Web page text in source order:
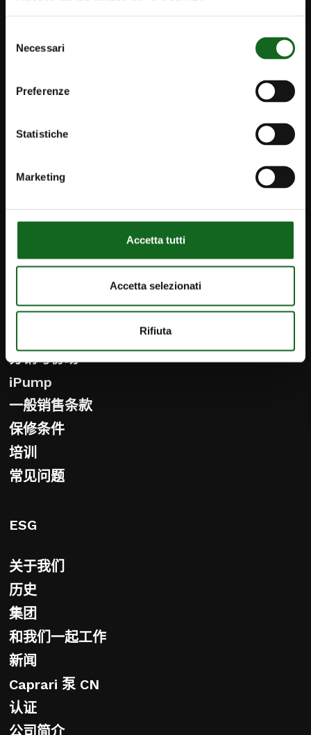
delNecessari
Preferenze
Statistiche
Marketing
Accetta tutti
Accetta selezionati
Rifiuta
解决方案
自来水厂与污水管理
工业与特殊应用
预售服务
分销与协助
iPump
一般销售条款
保修条件
培训
常见问题
ESG
关于我们
历史
集团
和我们一起工作
新闻
Caprari 泵 CN
认证
公司简介